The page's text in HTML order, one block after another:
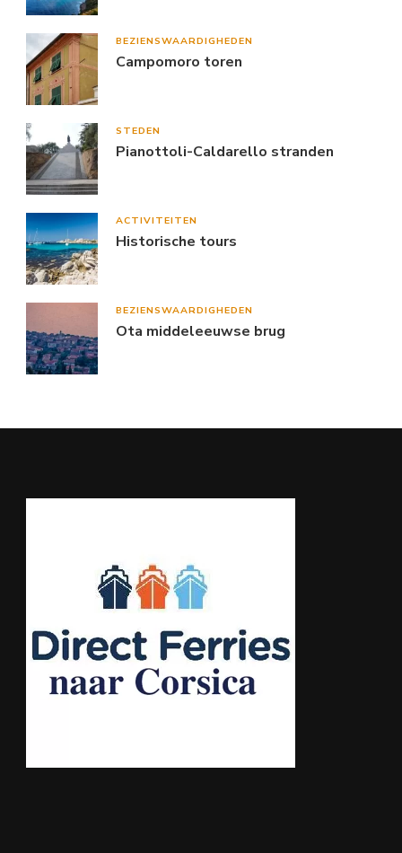
BEZIENSWAARDIGHEDEN
Campomoro toren
STEDEN
Pianottoli-Caldarello stranden
ACTIVITEITEN
Historische tours
BEZIENSWAARDIGHEDEN
Ota middeleeuwse brug